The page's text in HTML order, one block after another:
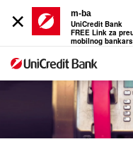
×
m-ba
UniCredit Bank
FREE Link za
mobilnog
Najčešća
pitanja